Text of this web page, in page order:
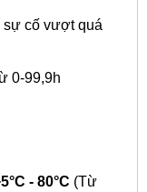
sự cố vượt quá
0-99,9h
- 80°C (Từ